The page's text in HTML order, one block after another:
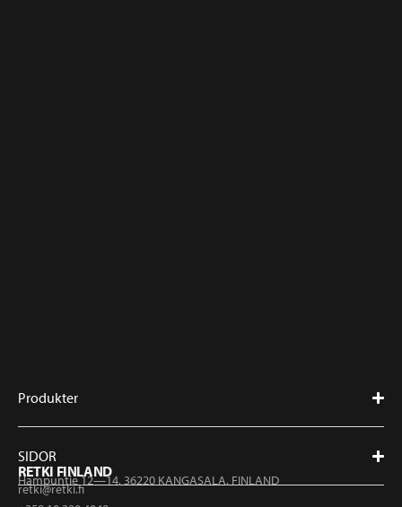
Produkter
SIDOR
RETKI FINLAND
Hampuntie 12—14, 36220 KANGASALA, FINLAND
retki@retki.fi